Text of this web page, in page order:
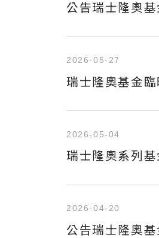
公告瑞士隆奧
瑞士隆奧基金
2026-05-27
瑞士隆奧系列
2026-05-04
公告瑞士隆奧
2026-04-20